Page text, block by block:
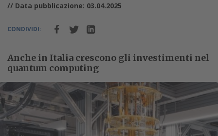
// Data pubblicazione: 03.04.2025
CONDIVIDI:
Anche in Italia crescono gli investimenti nel
quantum computing